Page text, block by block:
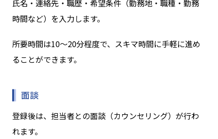
氏名・連絡先・職歴・希望条件（勤務地・職種・勤務
時間など）を入力します。
所要時間は10〜20分程度で、スキマ時間に手軽に進め
ることができます。
面談
登録後は、担当者との面談（カウンセリング）が行わ
れます。